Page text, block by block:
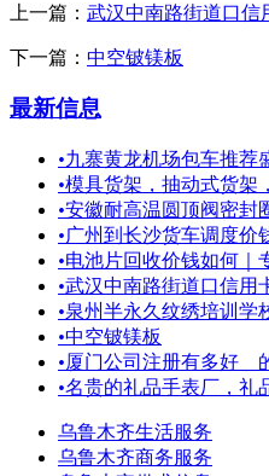
上一篇： 武汉中南路街道口信
下一篇： 中空铍镁板
最新信息
•九寨黄龙机场包车推荐
•模具货架，抽动式货架
•安徽耐高温圆顶阀密封
•广州到长沙货车调度
•电池片回收价钱如何｜
•武汉中南路街道口信用
•泉州半永久纹绣培训
•中空铍镁板
•厦门公司注册有多好＿
•名贵的礼品手表厂，礼
乌鲁木齐生活服务
乌鲁木齐商务服务